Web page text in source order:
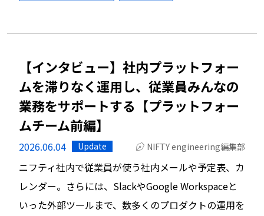
【インタビュー】社内プラットフォー
ムを滞りなく運用し、従業員みんなの
業務をサポートする【プラットフォー
ムチーム前編】
2026.06.04 Update NIFTY engineering編集部
ニフティ社内で従業員が使う社内メールや予定表、カ
レンダー。さらには、SlackやGoogle Workspaceと
いった外部ツールまで、数多くのプロダクトの運用を